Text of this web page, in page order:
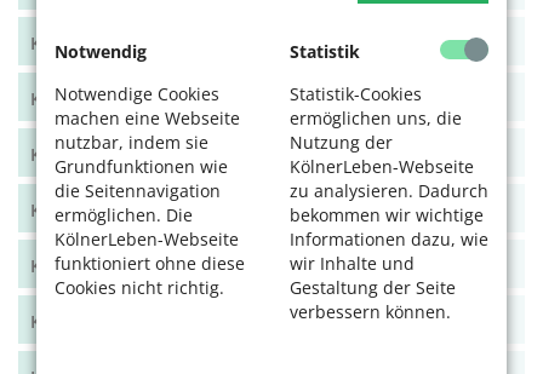
Notwendig
Notwendige Cookies
machen eine Webseite
nutzbar, indem sie
Grundfunktionen wie
die Seitennavigation
ermöglichen. Die
KölnerLeben-Webseite
funktioniert ohne diese
Cookies nicht richtig.
Statistik
Statistik-Cookies
ermöglichen uns, die
Nutzung der
KölnerLeben-Webseite
zu analysieren. Dadurch
bekommen wir wichtige
Informationen dazu, wie
wir Inhalte und
Gestaltung der Seite
verbessern können.
KölnerLeben Dez 20/Jan 21
KölnerLeben Okt/Nov 2020
KölnerLeben Aug/Sept 2020
KölnerLeben Juni/Juli 2020
KölnerLeben April/Mai 2020
KölnerLeben Feb/März 2020